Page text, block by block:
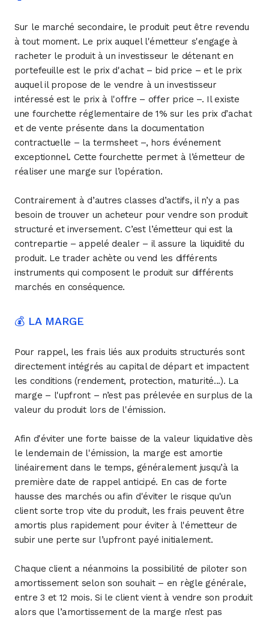
Sur le marché secondaire, le produit peut être revendu
à tout moment. Le prix auquel l'émetteur s'engage à
racheter le produit à un investisseur le détenant en
portefeuille est le prix d'achat – bid price – et le prix
auquel il propose de le vendre à un investisseur
intéressé est le prix à l'offre – offer price –. Il existe
une fourchette réglementaire de 1% sur les prix d’achat
et de vente présente dans la documentation
contractuelle – la termsheet –, hors événement
exceptionnel. Cette fourchette permet à l’émetteur de
réaliser une marge sur l’opération.
Contrairement à d’autres classes d’actifs, il n’y a pas
besoin de trouver un acheteur pour vendre son produit
structuré et inversement. C’est l’émetteur qui est la
contrepartie – appelé dealer – il assure la liquidité du
produit. Le trader achète ou vend les différents
instruments qui composent le produit sur différents
marchés en conséquence.
💰 LA MARGE
Pour rappel, les frais liés aux produits structurés sont
directement intégrés au capital de départ et impactent
les conditions (rendement, protection, maturité...). La
marge – l'upfront – n’est pas prélevée en surplus de la
valeur du produit lors de l'émission.
Afin d'éviter une forte baisse de la valeur liquidative dès
le lendemain de l'émission, la marge est amortie
linéairement dans le temps, généralement jusqu’à la
première date de rappel anticipé. En cas de forte
hausse des marchés ou afin d'éviter le risque qu'un
client sorte trop vite du produit, les frais peuvent être
amortis plus rapidement pour éviter à l'émetteur de
subir une perte sur l’upfront payé initialement.
Chaque client a néanmoins la possibilité de piloter son
amortissement selon son souhait – en règle générale,
entre 3 et 12 mois. Si le client vient à vendre son produit
alors que l’amortissement de la marge n’est pas